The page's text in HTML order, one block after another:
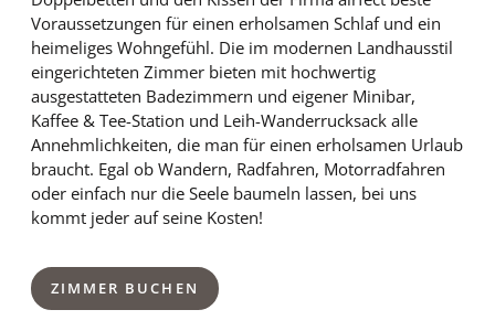
Voraussetzungen für einen erholsamen Schlaf und ein
heimeliges Wohngefühl. Die im modernen Landhausstil
eingerichteten Zimmer bieten mit hochwertig
ausgestatteten Badezimmern und eigener Minibar,
Kaffee & Tee-Station und Leih-Wanderrucksack alle
Annehmlichkeiten, die man für einen erholsamen Urlaub
braucht. Egal ob Wandern, Radfahren, Motorradfahren
oder einfach nur die Seele baumeln lassen, bei uns
kommt jeder auf seine Kosten!
ZIMMER BUCHEN